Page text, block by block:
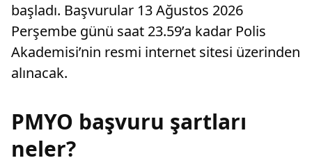
başladı. Başvurular 13 Ağustos 2026
Perşembe günü saat 23.59’a kadar Polis
Akademisi’nin resmi internet sitesi üzerinden
alınacak.
PMYO başvuru şartları
neler?